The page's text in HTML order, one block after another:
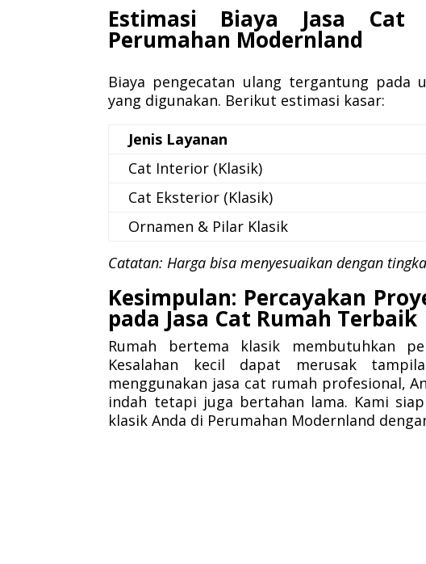
Estimasi Biaya Jasa
Perumahan Modernland
Biaya pengecatan ulang tergantung
yang digunakan. Berikut estimasi kasar:
Jenis Layanan
Cat Interior (Klasik)
Cat Eksterior (Klasik)
Ornamen & Pilar Klasik
Catatan: Harga bisa menyesuaikan dengan
Kesimpulan: Percayakan
pada Jasa Cat Rumah Terbaik
Rumah bertema klasik membutuhkan
Kesalahan kecil dapat merusak
menggunakan jasa cat rumah profesional,
indah tetapi juga bertahan lama. Kami
klasik Anda di Perumahan Modernland